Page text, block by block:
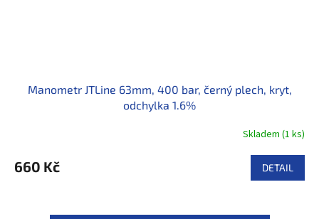
Manometr JTLine 63mm, 400 bar, černý plech, kryt,
odchylka 1.6%
Skladem (1 ks)
660 Kč DETAIL